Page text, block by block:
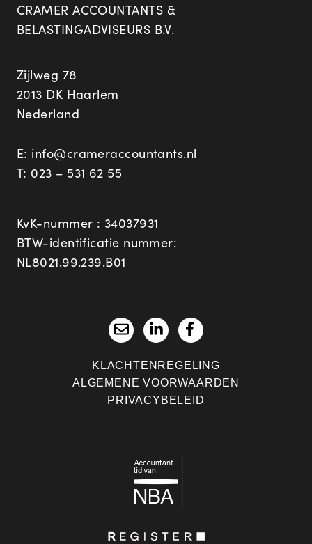
CRAMER ACCOUNTANTS &
BELASTINGADVISEURS B.V.
Zijlweg 78
2013 DK Haarlem
Nederland
E: info@crameraccountants.nl
T: 023 – 531 62 55
KvK-nummer : 34037931
BTW-identificatie nummer:
NL8021.99.239.B01
KLACHTENREGELING
ALGEMENE VOORWAARDEN
PRIVACYBELEID